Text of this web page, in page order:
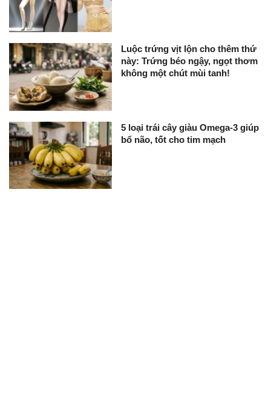
Luộc trứng vịt lộn cho thêm thứ
này: Trứng béo ngậy, ngọt thơm
không một chút mùi tanh!
5 loại trái cây giàu Omega-3 giúp
bổ não, tốt cho tim mạch